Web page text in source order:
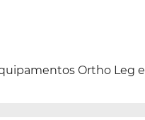
Ortho Leg e